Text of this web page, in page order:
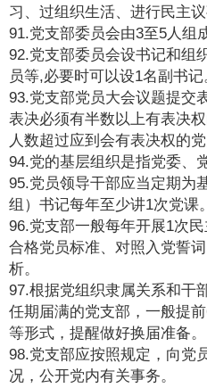
习、过组织生活、进行民主议
91.党支部委员会由3至5人组
92.党支部委员会设书记和组
员等,必要时可以设1名副书记
93.党支部党员大会议题提交
表决必须有半数以上有表决
人数超过应到会有表决权的
94.党的基层组织是指党委、
95.党员领导干部应当定期为
组）书记每年至少讲1次党课。
96.党支部一般每年开展1次
合格党员标准、对照入党誓
析。
97.根据党组织隶属关系和干
任期届满的党支部，一般提
等形式，提醒做好换届准备。
98.党支部应按照规定，向党
况，公开党内有关事务。